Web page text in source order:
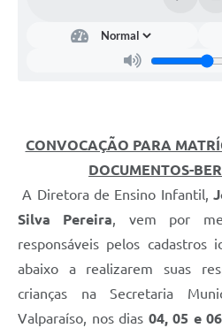
Carta de Serviços
Secretarias
Projetos
Contas Públicas
Links
CONVOCAÇÃO PARA
DOCUMENTOS-
A Diretora de Ensino Infantil,
Silva Pereira, vem por
responsáveis pelos cadastros
abaixo a realizarem suas
crianças na Secretaria
Valparaíso, nos dias 04, 05 e